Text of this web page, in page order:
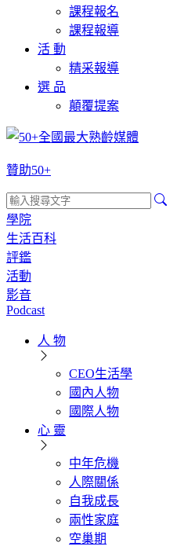
課程報名
課程報導
活 動
精采報導
選 品
顛覆提案
贊助50+
學院
生活百科
評鑑
活動
影音
Podcast
人 物
CEO生活學
國內人物
國際人物
心 靈
中年危機
人際關係
自我成長
兩性家庭
空巢期